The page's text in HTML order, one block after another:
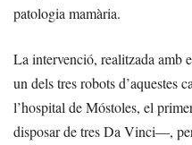
patologia mamària.
La intervenció, realitzada
un dels tres robots d’aquestes
l’hospital de Móstoles, el
disposar de tres Da Vinci—,